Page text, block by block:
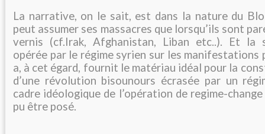
La narrative, on le sait, est dans la nature du
peut assumer ses massacres que lorsqu’ils sont
vernis (cf.Irak, Afghanistan, Liban etc..). Et la
opérée par le régime syrien sur les manifestations
a, à cet égard, fournit le matériau idéal pour la
d’une révolution bisounours écrasée par un
cadre idéologique de l’opération de regime-
pu être posé.